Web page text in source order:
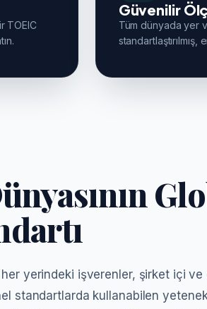
TOEIC
Güvenilir
Tüm dünyada yer
her yerindeki işverenler, şirket içi ve
standartlarda kullanabilen